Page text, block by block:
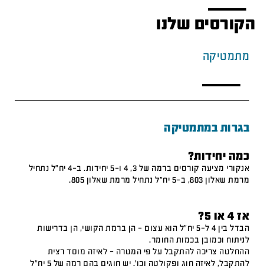
הקורסים שלנו
מתמטיקה
בגרות במתמטיקה
כמה יחידות?
אנקורי מציעה קורסים ברמה של 3, 4 ו-5 יחידות. ב-4 יח"ל נתחיל
מרמת שאלון 803, ב-5 יח"ל נתחיל מרמת שאלון 805.
אז 4 או 5?
הבדל בין 4 ל-5 יח"ל הוא עצום – הן ברמת הקושי, הן בדרישות
לניתוח וכמובן בכמות החומר.
ההחלטה צריכה להתקבל על פי המטרה – לאיזה מוסד רצית
להתקבל, לאיזה חוג ופקולטה וכו'. יש חוגים בהם רמה של 5 יח"ל